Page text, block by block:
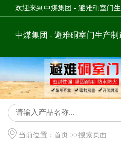
欢迎来到中煤集团 - 避难硐室门
中煤集团 - 避难硐室门生产制
当前位置：首页 >>搜索页面